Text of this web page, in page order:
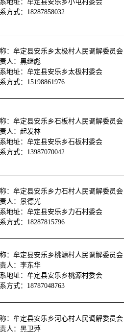
地址：牟定县安乐乡小屯村委会
方式：18287858032
：牟定县安乐乡太极村人民调解委员会
人：黑继彪
地址：牟定县安乐乡太极村委会
方式：15198861976
：牟定县安乐乡石板村人民调解委员会
人：起发林
地址：牟定县安乐乡石板村委会
方式：13987070042
：牟定县安乐乡力石村人民调解委员会
人：景德光
地址：牟定县安乐乡力石村委会
方式：18287815796
：牟定县安乐乡桃源村人民调解委员会
人：李东华
地址：牟定县安乐乡桃源村委会
方式：18787048763
：牟定县安乐乡河心村人民调解委员会
人：黑卫萍